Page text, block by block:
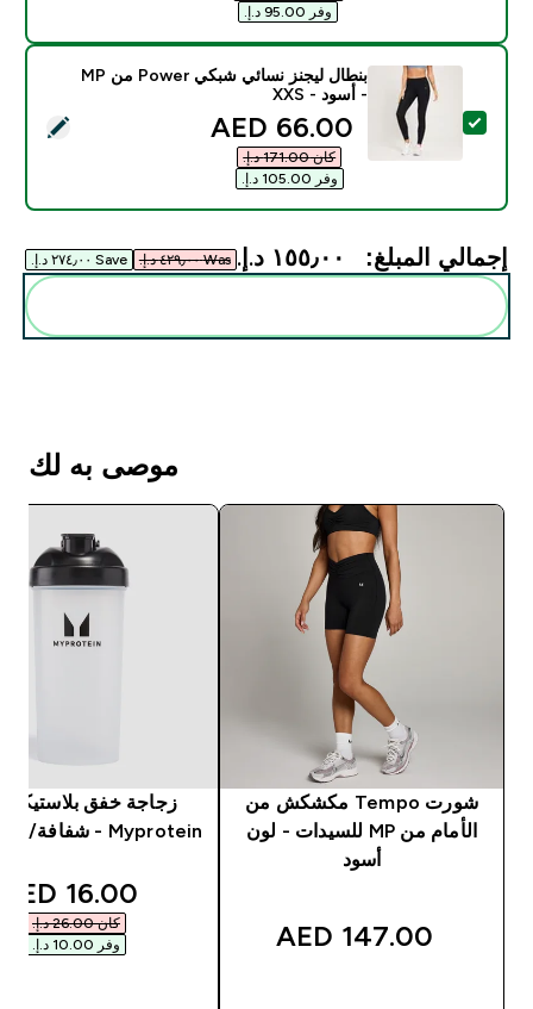
وفر ‏95.00 د.إ.‏‎
تحديد هذا المنتج - بنطال ليجنز نسائي شبكي Power من MP - أسود - XXS
بنطال ليجنز نسائي شبكي Power من MP
- أسود - XXS
discounted price
66.00 AED‎
كان ‏171.00 د.إ.‏‎
وفر ‏105.00 د.إ.‏‎
إجمالي المبلغ: ١٥٥٫٠٠ د.إ.‏‎ Was ٤٢٩٫٠٠ د.إ.‏‎ Save ٢٧٤٫٠٠ د.إ.‏‎
موصى به لك
شورت Tempo مكشكش من
الأمام من MP للسيدات - لون
أسود
147.00 AED‎
زجاجة خفق
Myprotein - شفافة/ لون أسود
price
16.00 AED‎
كان ‏26.00 د.إ.‏‎
وفر ‏10.00 د.إ.‏‎